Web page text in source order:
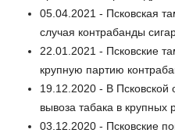
05.04.2021 - Псковская
случая контрабанды
22.01.2021 - Псковские
крупную партию
19.12.2020 - В Псковской
вывоза табака в крупных
03.12.2020 - Псковские